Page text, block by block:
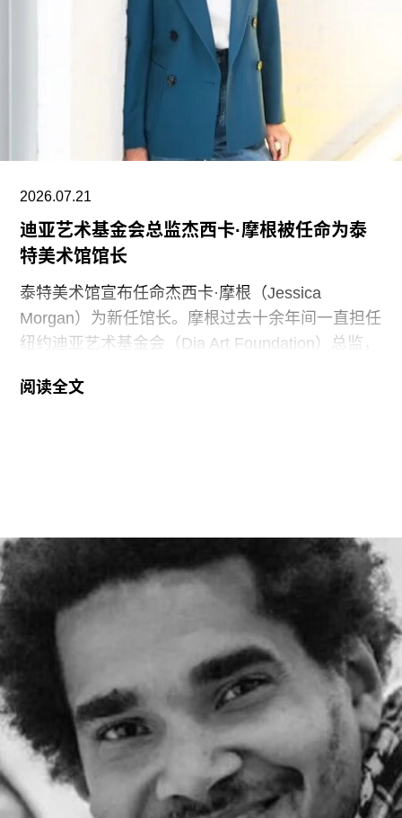
黄仁勋在一份声明中表示，此次捐赠旨在培养新一
代创作者，进一步巩固旧金山作为创新与创意之都
的文化基础。“技术拓展了我们能够创造什么，而艺
术与设计决定了我们为何创造。二者共同塑造了文
成为全球市值最高的企业之一，也是全球人工智能
浪潮中的核心企业。此次向范德堡大学新校区捐赠
的同时，
2026.07.21
迪亚艺术基金会总监杰西卡·摩根被任命为泰
特美术馆馆长
泰特美术馆宣布任命杰西卡·摩根（Jessica
Morgan）为新任馆长。摩根过去十余年间一直担任
纽约迪亚艺术基金会（Dia Art Foundation）总监，
位，后者在担任馆长九年后于今年春季离任。摩根
多个职务，包括国际艺术策展人，因此一直被视为
这一职位的热门人选。不过薪酬问题曾是任命过程
中的重要障碍，因为摩根在迪亚艺术基金会的收入
明显高于巴尔肖。泰特美术馆主席罗兰·拉德
（Roland Rudd）向《卫报》透露，摩根在接受这
一职位时接受了“大幅降薪”。
摩根加入泰特美术馆之际，正值该机构处于动荡时
期。泰特美术馆目前正面临财务困境，最近的一份
报告显示其运营处于亏损状态。泰特美术馆曾试图
通过裁员来解决资金问题，导致员工士气急剧下降
并引发了罢工。此外，尽管翠西·艾敏和弗里达·卡
阅读全文